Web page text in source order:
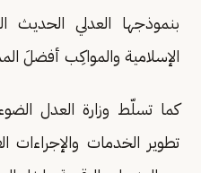
بنموذجها العدلي الحديث
الإسلامية والمواكِب أفضلَ
كما تسلّط وزارة العدل
تطوير الخدمات والإجراءات